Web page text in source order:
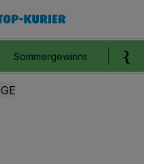
Sommergewinnspiel